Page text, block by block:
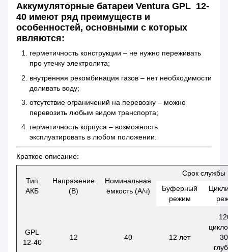
Аккумуляторные батареи Ventura GPL 12-
40 имеют ряд преимуществ и
особенностей, основными с которых
являются:
герметичность конструкции – не нужно переживать
про утечку электролита;
внутренняя рекомбинация газов – нет необходимости
доливать воду;
отсутствие ограничений на перевозку – можно
перевозить любым видом транспорта;
герметичность корпуса – возможность
эксплуатировать в любом положении.
Краткое описание:
Тип
АКБ
Напряжение
(В)
Номинальная
ёмкость (А/ч)
Срок службы
Буферный
режим
GPL
12-40
12 40 12 лет